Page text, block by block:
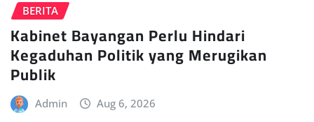
BERITA
Kabinet Bayangan Perlu Hindari
Kegaduhan Politik yang Merugikan
Publik
Admin Aug 6, 2026